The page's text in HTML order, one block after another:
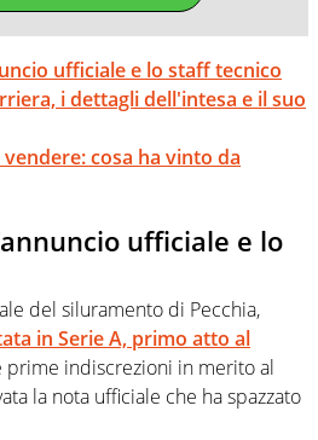
ufficiale e lo staff tecnico
i dettagli dell'intesa e il suo
cosa ha vinto da
ufficiale e lo
del siluramento di Pecchia,
in Serie A, primo atto al
prime indiscrezioni in merito al
la nota ufficiale che ha spazzato